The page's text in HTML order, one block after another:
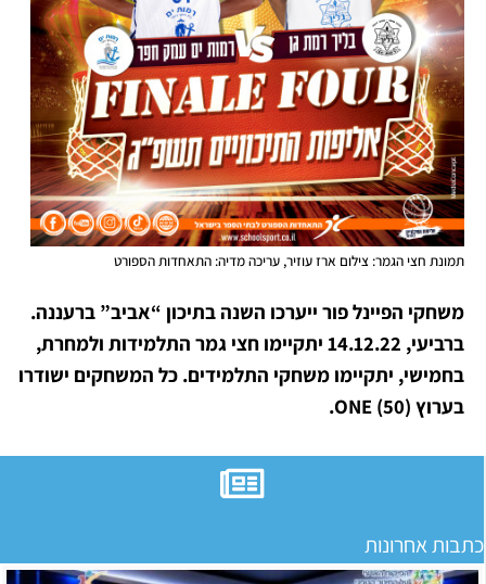
תמונת חצי הגמר: צילום ארז עוזיר, עריכה מדיה: התאחדות הספורט
משחקי הפיינל פור ייערכו השנה בתיכון “אביב” ברעננה.
ברביעי, 14.12.22 יתקיימו חצי גמר התלמידות ולמחרת,
בחמישי, יתקיימו משחקי התלמידים. כל המשחקים ישודרו
בערוץ
ONE (50).
כתבות אחרונות